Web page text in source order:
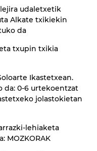
udaletxetik
Alkate txikiekin
da
txupin txikia
Ikastetxean.
da: 0-6 urtekoentzat
jolastokietan
lehiaketa
MOZKORAK